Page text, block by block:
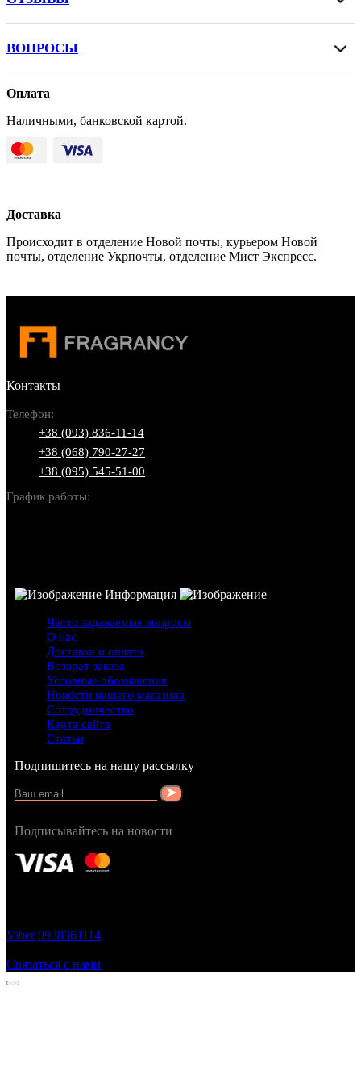
ВОПРОСЫ
Оплата
Наличными, банковской картой.
Доставка
Происходит в отделение Новой почты, курьером Новой
почты, отделение Укрпочты, отделение Мист Экспресс.
Контакты
Телефон:
+38 (093) 836-11-14
+38 (068) 790-27-27
+38 (095) 545-51-00
График работы:
Информация
Часто задаваемые вопросы
О нас
Доставка и оплата
Возврат заказа
Условные обозначения
Новости нашего магазина
Сотрудничество
Карта сайта
Статьи
Подпишитесь на нашу рассылку
Подписывайтесь на новости
Viber 0938361114
Связаться с нами